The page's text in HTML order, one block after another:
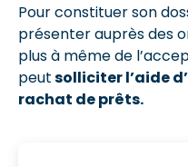
Pour constituer son
présenter auprès des
plus à même de
peutsolliciter l’aide
rachat de prêts.